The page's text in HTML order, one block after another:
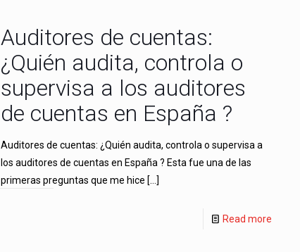
Auditores de cuentas:
¿Quién audita, controla o
supervisa a los auditores
de cuentas en España ?
Auditores de cuentas: ¿Quién audita, controla o supervisa a
los auditores de cuentas en España ? Esta fue una de las
primeras preguntas que me hice […]
Read more